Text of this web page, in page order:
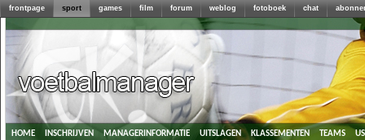
frontpage sport games film forum weblog fotoboek chat
home inschrijven managerinformatie uitslagen klassementen teams